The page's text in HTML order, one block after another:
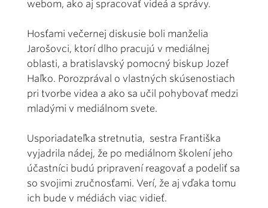
webom, ako aj spracovať videá a správy.
Hosťami večernej diskusie boli manželia
Jarošovci, ktorí dlho pracujú v mediálnej
oblasti, a bratislavský pomocný biskup Jozef
Haľko. Porozprával o vlastných skúsenostiach
pri tvorbe videa a ako sa učil pohybovať medzi
mladými v mediálnom svete.
Usporiadateľka stretnutia, sestra Františka
vyjadrila nádej, že po mediálnom školení jeho
účastníci budú pripravení reagovať a podeliť sa
so svojimi zručnosťami. Verí, že aj vďaka tomu
ich bude v médiách viac vidieť.